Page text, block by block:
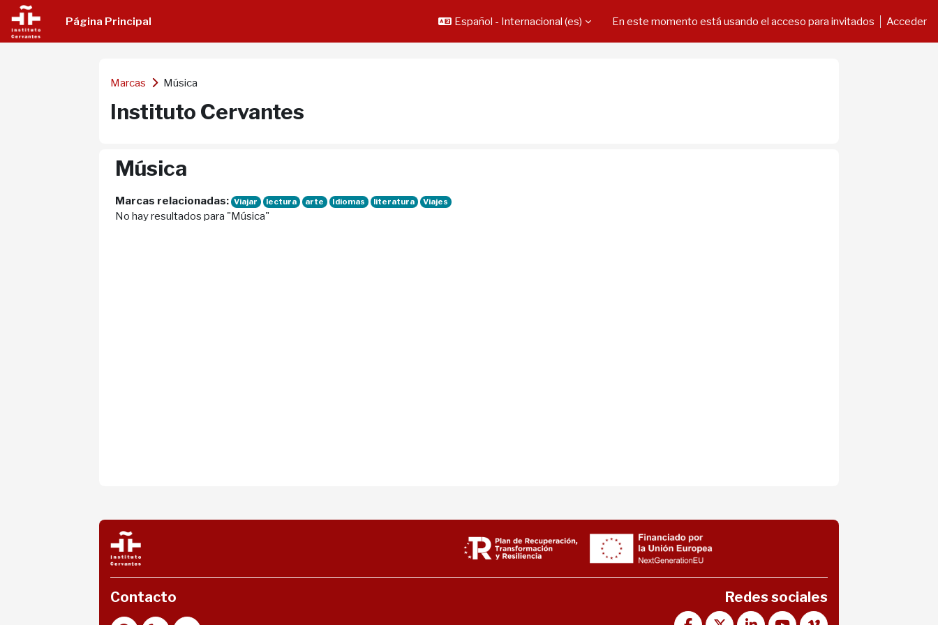
Salta al contenido principal
Página Principal
Español - Internacional ‎(es)‎ En este momento está usando el acceso para invitados Acceder
Marcas Música
Instituto Cervantes
Música
Marcas relacionadas: Viajar lectura arte Idiomas literatura Viajes
No hay resultados para "Música"
Contacto Redes sociales